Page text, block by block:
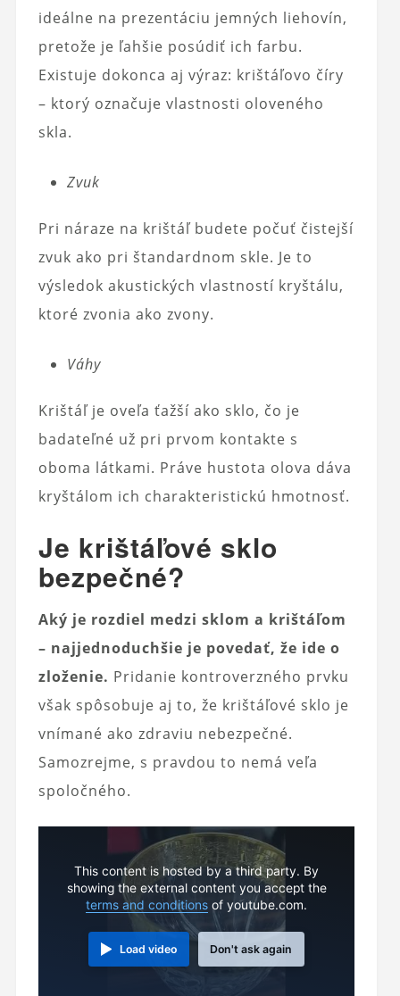
ideálne na prezentáciu jemných liehovín,
pretože je ľahšie posúdiť ich farbu.
Existuje dokonca aj výraz: krištáľovo číry
– ktorý označuje vlastnosti oloveného
skla.
Zvuk
Pri náraze na krištáľ budete počuť čistejší
zvuk ako pri štandardnom skle. Je to
výsledok akustických vlastností kryštálu,
ktoré zvonia ako zvony.
Váhy
Krištáľ je oveľa ťažší ako sklo, čo je
badateľné už pri prvom kontakte s
oboma látkami. Práve hustota olova dáva
kryštálom ich charakteristickú hmotnosť.
Je krištáľové sklo
bezpečné?
Aký je rozdiel medzi sklom a krištáľom
– najjednoduchšie je povedať, že ide o
zloženie. Pridanie kontroverzného prvku
však spôsobuje aj to, že krištáľové sklo je
vnímané ako zdraviu nebezpečné.
Samozrejme, s pravdou to nemá veľa
spoločného.
This content is hosted by a third party. By
showing the external content you accept the
terms and conditions of youtube.com.
Load video Don't ask again